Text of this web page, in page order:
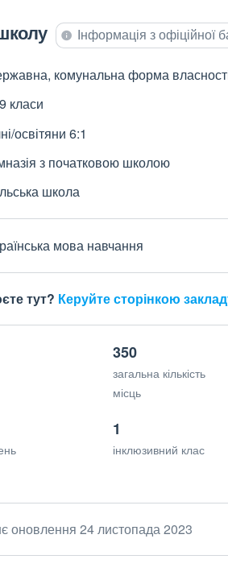
Інформація з
комунальна форма
класи
освітяни 6:1
з початковою школою
школа
мова навчання
тут? Керуйте сторінкою
350
загальна кількість
місць
1
інклюзивний клас
оновлення 24 листопада 2023